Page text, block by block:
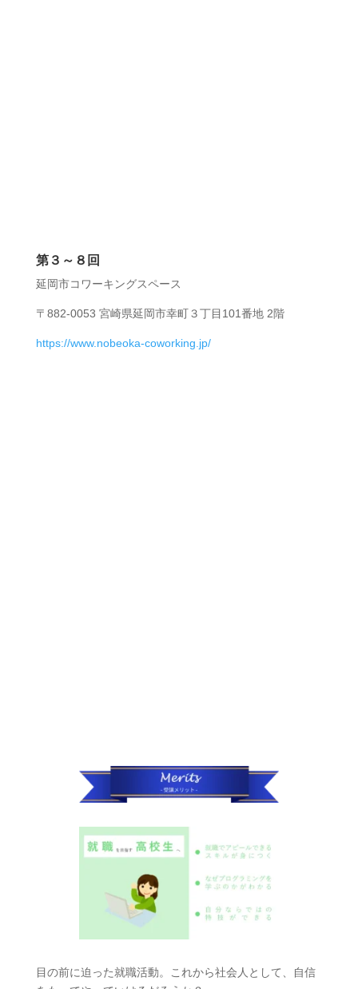
第３～８回
延岡市コワーキングスペース
〒882-0053 宮崎県延岡市幸町３丁目101番地 2階
https://www.nobeoka-coworking.jp/
目の前に迫った就職活動。これから社会人として、自信